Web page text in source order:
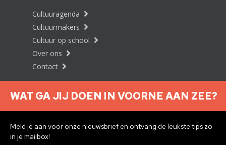
Cultuuragenda
Cultuurmakers
Cultuur op school
Over ons
Contact
Nieuwsbrief aanmelden
WAT GA JIJ DOEN IN VOORNE AAN ZEE?
Meld je aan voor onze nieuwsbrief en ontvang de leukste tips zo
in je mailbox!